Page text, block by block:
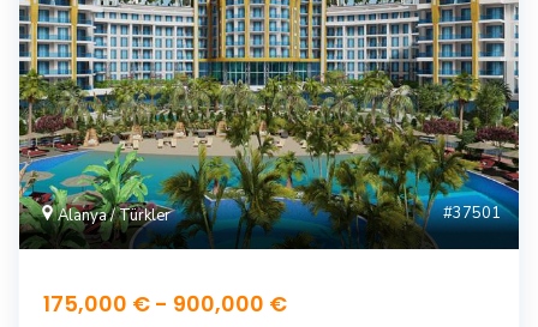
Alanya / Türkler #37501
175,000 € - 900,000 €